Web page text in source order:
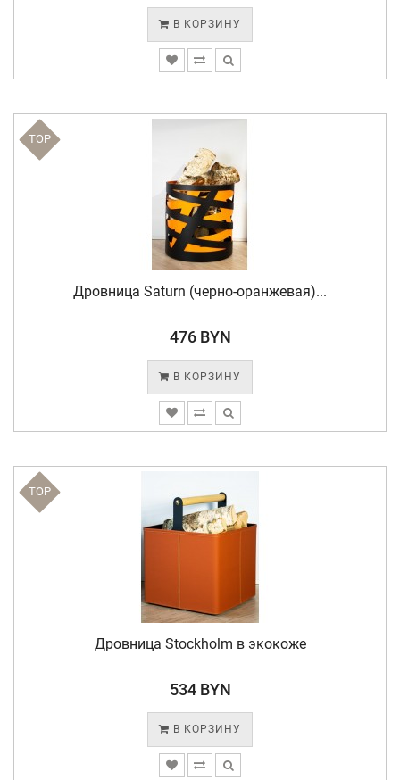
В КОРЗИНУ
TOP
Дровница Saturn (черно-оранжевая)...
476 BYN
В КОРЗИНУ
TOP
Дровница Stockholm в экокоже
534 BYN
В КОРЗИНУ